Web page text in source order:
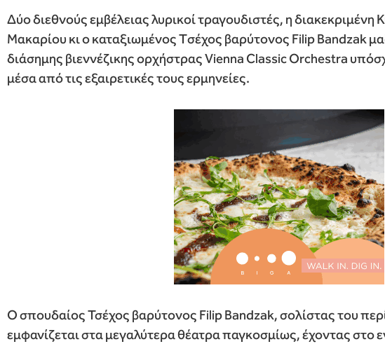
Δύο διεθνούς εμβέλειας λυρικοί τραγουδιστές, η
Μακαρίου κι ο καταξιωμένος Tσέχος βαρύτονος Filip Bandzak
διάσημης βιεννέζικης ορχήστρας Vienna Classic Orchestra
μέσα από τις εξαιρετικές τους ερμηνείες.
Ο σπουδαίος Τσέχος βαρύτονος Filip Bandzak, σολίστας του
εμφανίζεται στα μεγαλύτερα θέατρα παγκοσμίως, έχοντας στο